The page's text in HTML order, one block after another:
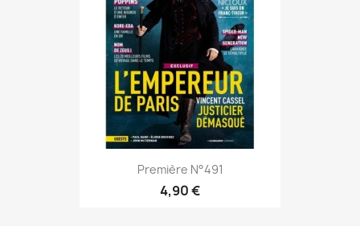
Première N°491
4,90 €